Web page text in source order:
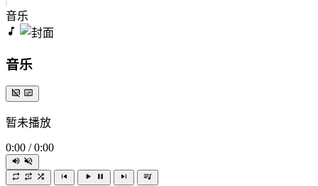
音乐
音乐
暂未播放
0:00 / 0:00